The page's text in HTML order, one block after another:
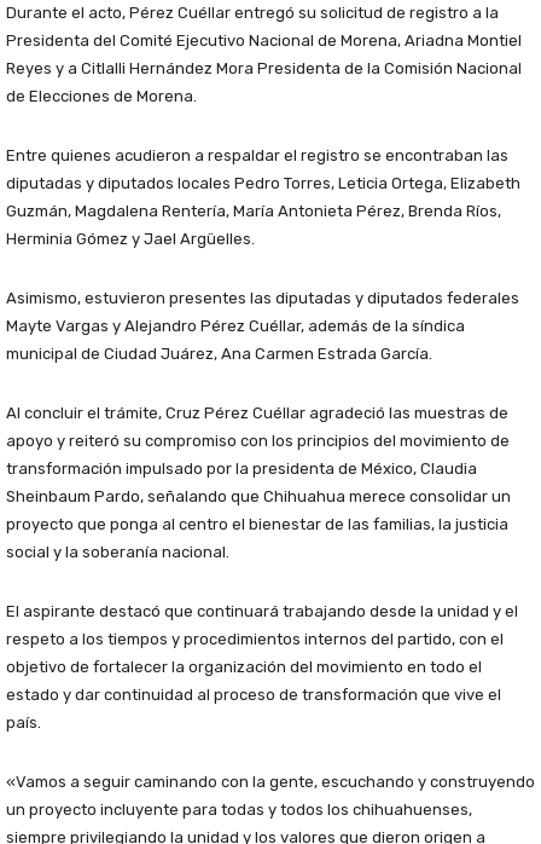
Durante el acto, Pérez Cuéllar entregó su solicitud de registro a la
Presidenta del Comité Ejecutivo Nacional de Morena, Ariadna Montiel
Reyes y a Citlalli Hernández Mora Presidenta de la Comisión Nacional
de Elecciones de Morena.
Entre quienes acudieron a respaldar el registro se encontraban las
diputadas y diputados locales Pedro Torres, Leticia Ortega, Elizabeth
Guzmán, Magdalena Rentería, María Antonieta Pérez, Brenda Ríos,
Herminia Gómez y Jael Argüelles.
Asimismo, estuvieron presentes las diputadas y diputados federales
Mayte Vargas y Alejandro Pérez Cuéllar, además de la síndica
municipal de Ciudad Juárez, Ana Carmen Estrada García.
Al concluir el trámite, Cruz Pérez Cuéllar agradeció las muestras de
apoyo y reiteró su compromiso con los principios del movimiento de
transformación impulsado por la presidenta de México, Claudia
Sheinbaum Pardo, señalando que Chihuahua merece consolidar un
proyecto que ponga al centro el bienestar de las familias, la justicia
social y la soberanía nacional.
El aspirante destacó que continuará trabajando desde la unidad y el
respeto a los tiempos y procedimientos internos del partido, con el
objetivo de fortalecer la organización del movimiento en todo el
estado y dar continuidad al proceso de transformación que vive el
país.
«Vamos a seguir caminando con la gente, escuchando y construyendo
un proyecto incluyente para todas y todos los chihuahuenses,
siempre privilegiando la unidad y los valores que dieron origen a